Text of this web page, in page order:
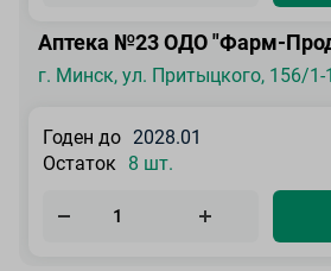
Аптека №23 ОДО "Фарм-
г. Минск, ул. Притыцкого, 156/1-
Годен до 2028.01
Остаток
8 шт.